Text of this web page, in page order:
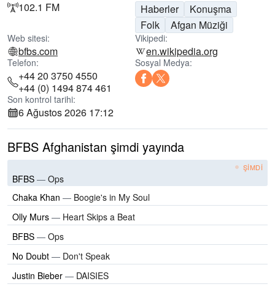
102.1 FM Haberler
Konuşma
Folk
Afgan Müziği
Web sitesi:
bfbs.com
Vikipedi:
en.wikipedia.org
Telefon:
+44 20 3750 4550
+44 (0) 1494 874 461
Sosyal Medya:
Son kontrol tarihi:
6 Ağustos 2026 17:12
BFBS Afghanistan şimdi yayında
ŞIMDI
BFBS — Ops
Chaka Khan — Boogie's in My Soul
Olly Murs — Heart Skips a Beat
BFBS — Ops
No Doubt — Don't Speak
Justin Bieber — DAISIES